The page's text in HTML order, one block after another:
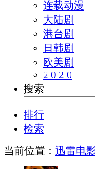
连载动漫
大陆剧
港台剧
日韩剧
欧美剧
2 0 2 0
搜索
排行
检索
当前位置： 迅雷电